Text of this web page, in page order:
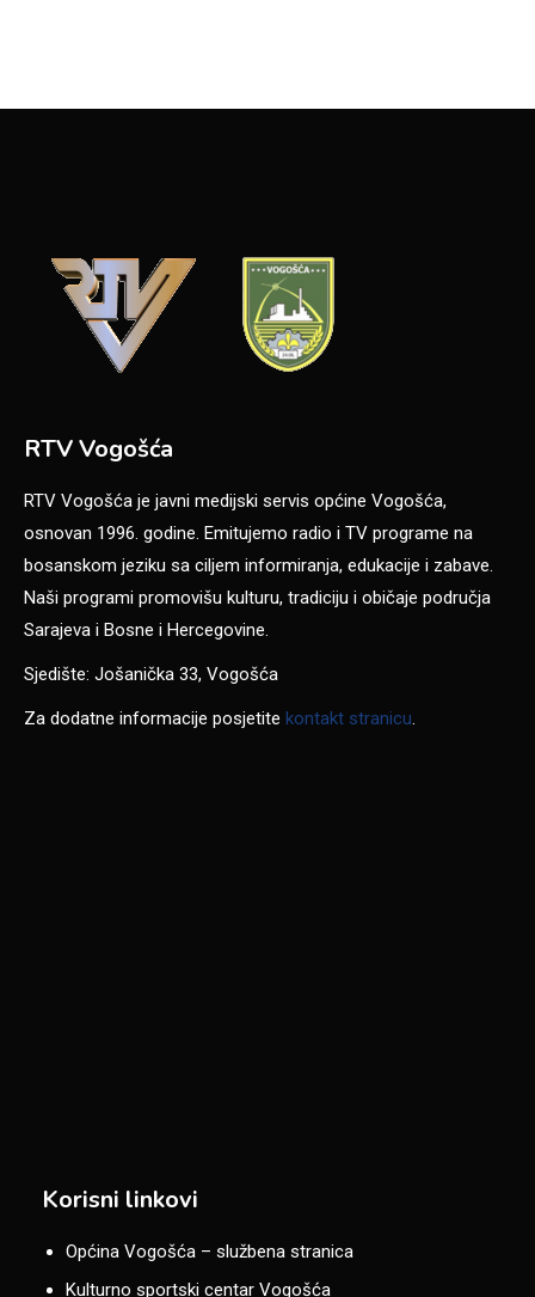
RTV Vogošća
RTV Vogošća je javni medijski servis općine Vogošća,
osnovan 1996. godine. Emitujemo radio i TV programe na
bosanskom jeziku sa ciljem informiranja, edukacije i zabave.
Naši programi promovišu kulturu, tradiciju i običaje područja
Sarajeva i Bosne i Hercegovine.
Sjedište: Jošanička 33, Vogošća
Za dodatne informacije posjetite kontakt stranicu.
Korisni linkovi
Općina Vogošća – službena stranica
Kulturno sportski centar Vogošća